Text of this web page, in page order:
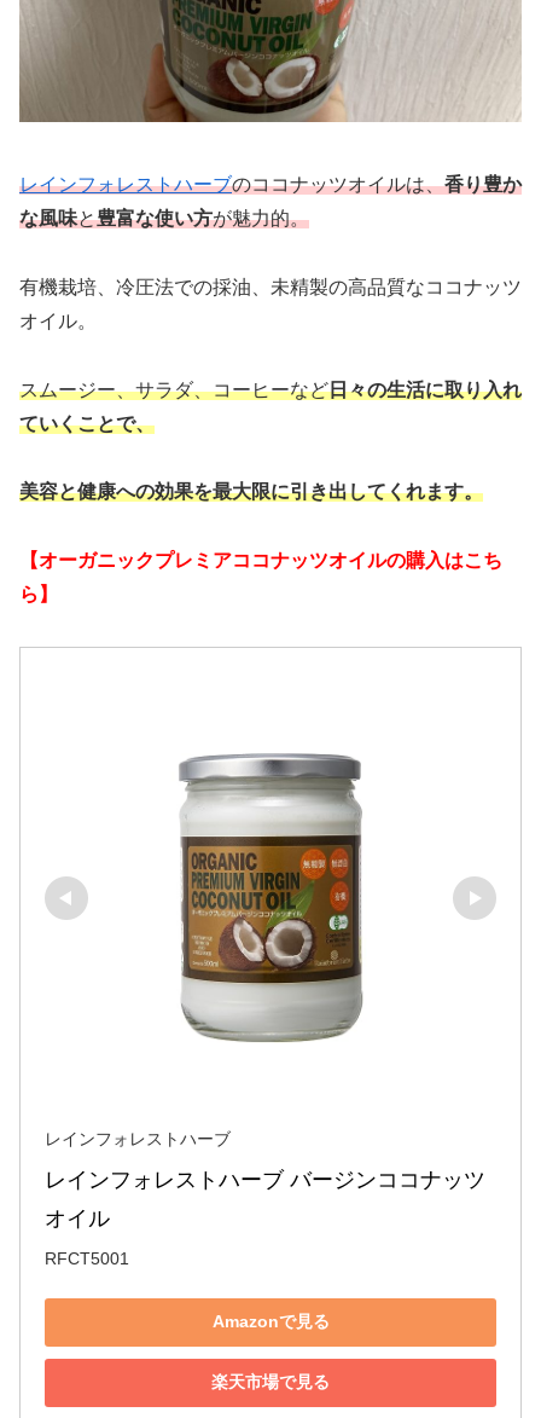
レインフォレストハーブのココナッツオイルは、香り豊か
な風味と豊富な使い方が魅力的。
有機栽培、冷圧法での採油、未精製の高品質なココナッツ
オイル。
スムージー、サラダ、コーヒーなど日々の生活に取り入れ
ていくことで、
美容と健康への効果を最大限に引き出してくれます。
【オーガニックプレミアココナッツオイルの購入はこち
ら】
レインフォレストハーブ
レインフォレストハーブ バージンココナッツ
オイル
RFCT5001
Amazonで見る
楽天市場で見る